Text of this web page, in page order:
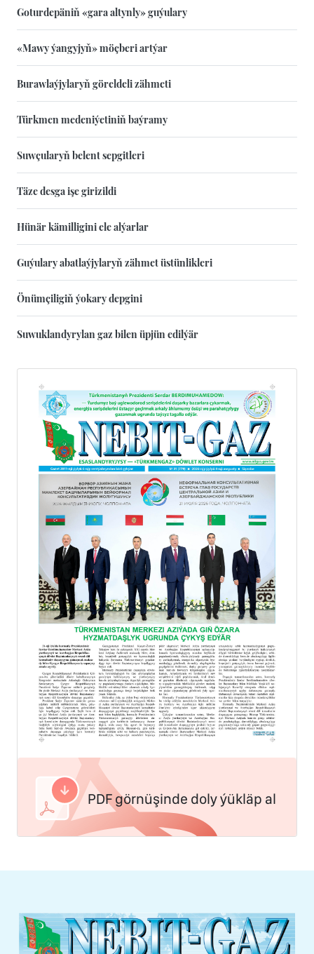
Goturdepäniň «gara altynly» guýulary
«Mawy ýangyjyň» möçberi artýar
Burawlaýjylaryň göreldeli zähmeti
Türkmen medeniýetiniň baýramy
Suwçularyň belent sepgitleri
Täze desga işe girizildi
Hünär kämilligini ele alýarlar
Guýulary abatlaýjylaryň zähmet üstünlikleri
Önümçiligiň ýokary depgini
Suwuklandyrylan gaz bilen üpjün edilýär
PDF görnüşinde doly ýükläp al